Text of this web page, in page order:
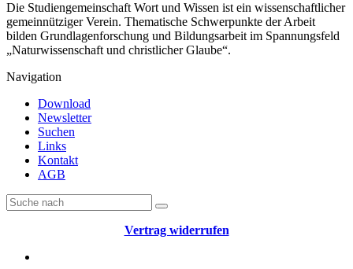
Die Studiengemeinschaft Wort und Wissen ist ein wissenschaftlicher
gemeinnütziger Verein. Thematische Schwerpunkte der Arbeit
bilden Grundlagenforschung und Bildungsarbeit im Spannungsfeld
„Naturwissenschaft und christlicher Glaube“.
Navigation
Download
Newsletter
Suchen
Links
Kontakt
AGB
Vertrag widerrufen